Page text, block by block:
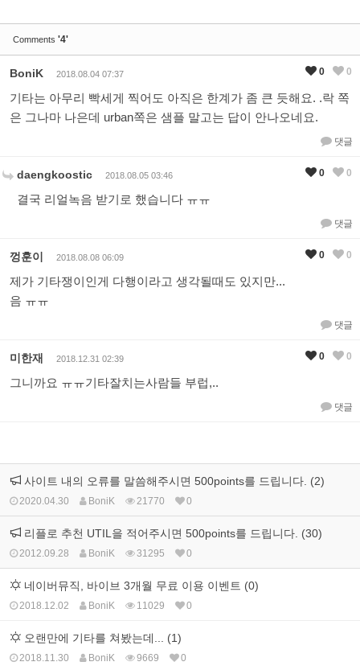
Comments '4'
BoniK 2018.08.04 07:37
기타는 아무리 빡세게 찍어도 아직은 한계가 좀 큰 듯해요. .락 쪽
은 그나마 나은데 urban쪽은 샘플 말고는 답이 안나오네요.
댓글
0 0
daengkoostic 2018.08.05 03:46
결국 리얼녹음 받기로 했습니다 ㅠㅠ
댓글
0 0
껑훈이 2018.08.08 06:09
제가 기타쟁이인게 다행이라고 생각될때도 있지만...
음 ㅠㅠ
댓글
0 0
미한재 2018.12.31 02:39
그니까요 ㅠㅠ기타잘치는사람들 부럽,..
댓글
0 0
사이트 내의 오류를 말씀해주시면 500points를 드립니다. (2)
2020.04.30 BoniK 21770 0
리플로 추천 UTIL을 적어주시면 500points를 드립니다. (30)
2012.09.28 BoniK 31295 0
네이버뮤직, 바이브 3개월 무료 이용 이벤트 (0)
2018.12.02 BoniK 11029 0
오랜만에 기타를 쳐봤는데... (1)
2018.11.30 BoniK 9669 0